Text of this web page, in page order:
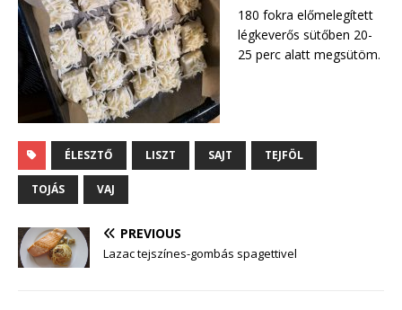
180 fokra előmelegített
légkeverős sütőben 20-
25 perc alatt megsütöm.
ÉLESZTŐ LISZT SAJT TEJFÖL
TOJÁS VAJ
PREVIOUS
Lazac tejszínes-gombás spagettivel